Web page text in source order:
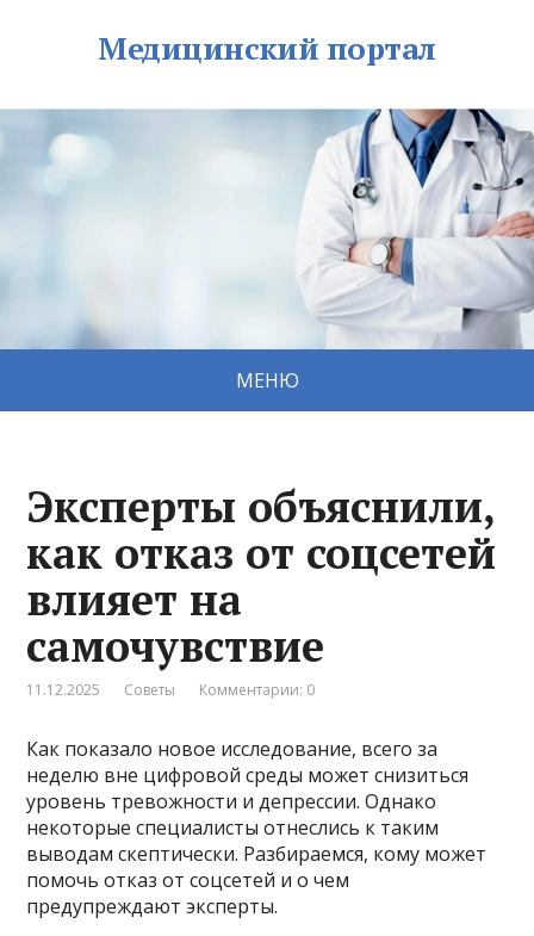
Медицинский портал
МЕНЮ
Эксперты объяснили,
как отказ от соцсетей
влияет на
самочувствие
11.12.2025 Советы Комментарии: 0
Как показало новое исследование, всего за
неделю вне цифровой среды может снизиться
уровень тревожности и депрессии. Однако
некоторые специалисты отнеслись к таким
выводам скептически. Разбираемся, кому может
помочь отказ от соцсетей и о чем
предупреждают эксперты.